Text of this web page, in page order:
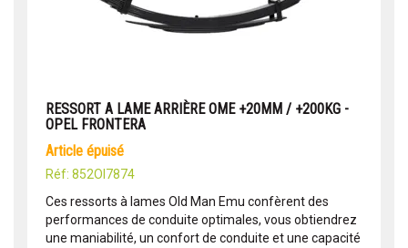
RESSORT A LAME ARRIÈRE OME +20MM / +200KG -
OPEL FRONTERA
article épuisé
Réf: 852OI7874
Ces ressorts à lames Old Man Emu confèrent des
performances de conduite optimales, vous obtiendrez
une maniabilité, un confort de conduite et une capacité